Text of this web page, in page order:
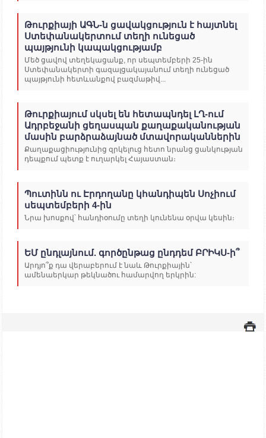
Թուրքիայի ԱԳՆ-ն ցավակցություն է հայտնել
Ստեփանակերտում տեղի ունեցած
պայթյունի կապակցությամբ
Մեծ ցավով տեղեկացանք, որ սեպտեմբերի 25-ին
Ստեփանակերտի գազալցակայանում տեղի ունեցած
պայթյունի հետևանքով բազմաթիվ...
Թուրքիայում սկսել են հետապնդել ԼՂ-ում
Ադրբեջանի ցեղասպան քաղաքականության
մասին բարձրաձայնած մտավորականներին
Քաղաքացիությունից զրկելուց հետո նրանց ցանկության
դեպքում պետք է ուղարկել Հայաստան։
Պուտինն ու Էրդողանը կհանդիպեն Սոչիում
սեպտեմբերի 4-ին
Նրա խոսքով՝ հանդիօումը տեղի կունենա օրվա կեսին։
ԵՄ ընդլայնում. գործընթաց ընդդեմ ԲՐԻԿՍ-ի՞
Արդյո՞ք դա վերաբերում է նաև Թուրքիային՝
ամենաերկար թեկնածու համարվող երկրին: